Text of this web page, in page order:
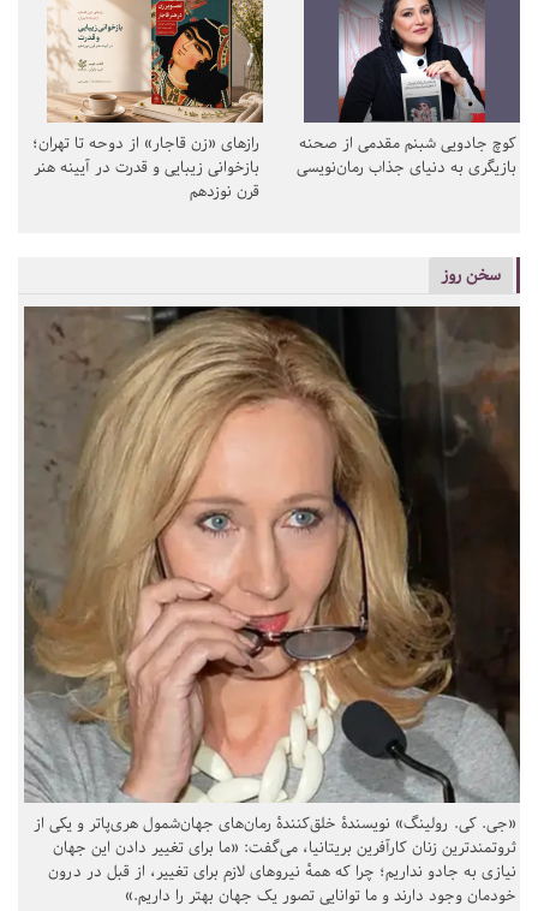
کوچ جادویی شبنم مقدمی از صحنه
بازیگری به دنیای جذاب رمان‌نویسی
رازهای «زن قاجار» از دوحه تا تهران؛
بازخوانی زیبایی و قدرت در آیینه هنر
قرن نوزدهم
سخن روز
«جی. کی. رولینگ» نویسندهٔ خلق‌کنندهٔ رمان‌های جهان‌شمول هری‌پاتر و یکی از
ثروتمندترین زنان کارآفرین بریتانیا، می‌گفت: «ما برای تغییر دادن این جهان
نیازی به جادو نداریم؛ چرا که همهٔ نیروهای لازم برای تغییر، از قبل در درون
خودمان وجود دارند و ما توانایی تصور یک جهان بهتر را داریم.»